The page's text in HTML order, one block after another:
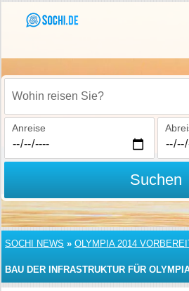
Wohin reisen Sie?
Anreise
Suchen
SOCHI NEWS » OLYMPIA 2014
BAU DER INFRASTRUKTUR FÜR